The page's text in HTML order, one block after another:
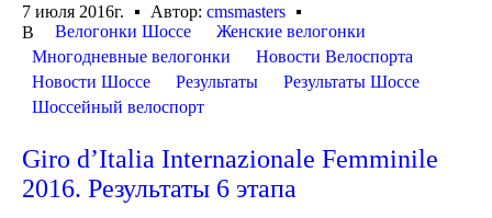
7 июля 2016г.
Автор: cmsmasters
В
Велогонки Шоссе
Женские велогонки
Многодневные велогонки
Новости Велоспорта
Новости Шоссе
Результаты
Результаты Шоссе
Шоссейный велоспорт
Giro d’Italia Internazionale Femminile
2016. Результаты 6 этапа